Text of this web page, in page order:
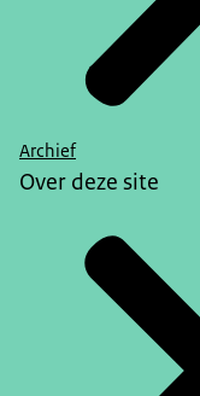
Archief
Over deze site